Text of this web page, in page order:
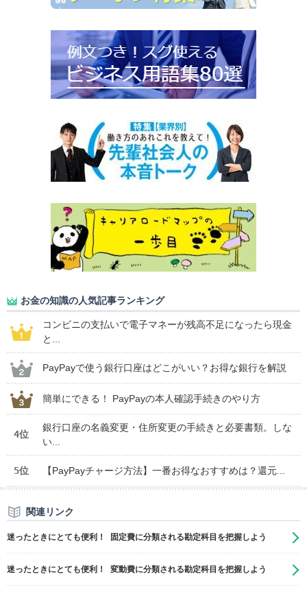
お金の知識の人気記事ランキング
コンビニの支払いで電子マネーが残高不足になったら現金
と...
PayPayで使う銀行口座はどこがいい？お得な銀行を解説
簡単にできる！ PayPayの本人確認手続きのやり方
4位
銀行口座の名義変更・住所変更の手続きと必要書類。しな
い...
5位 【PayPayチャージ方法】一番お得なおすすめは？還元...
関連リンク
迷ったときにとても便利！ 固定費に分類される勘定科目を把握しよう
迷ったときにとても便利！ 変動費に分類される勘定科目を把握しよう